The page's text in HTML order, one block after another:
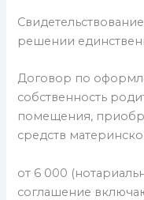
решении
Договор по
собственность
помещения,
средств
от 6 000
соглашение